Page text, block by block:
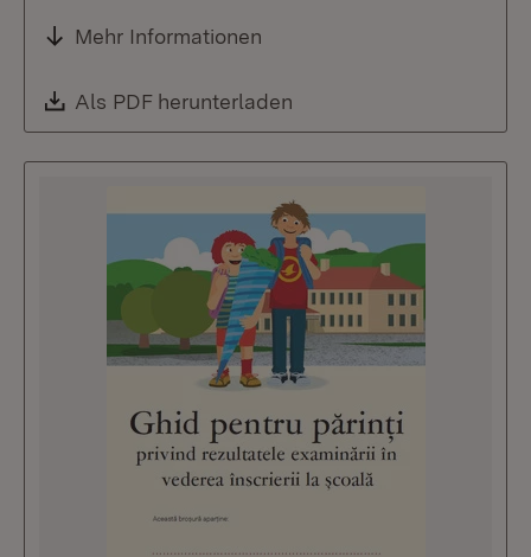
Mehr Informationen
Download:
Als PDF herunterladen